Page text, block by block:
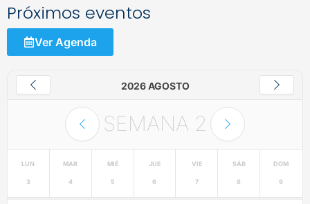
Próximos eventos
Ver Agenda
2026 AGOSTO
SEMANA 2
LUN
3
MAR
4
MIÉ
5
JUE
6
VIE
7
SÁB
8
DOM
9